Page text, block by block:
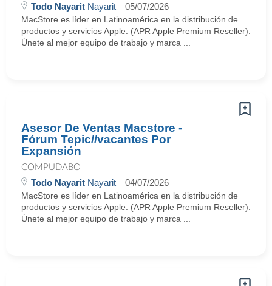
Todo Nayarit Nayarit 05/07/2026
MacStore es líder en Latinoamérica en la distribución de
productos y servicios Apple. (APR Apple Premium Reseller).
Únete al mejor equipo de trabajo y marca ...
Asesor De Ventas Macstore -
Fórum Tepic//vacantes Por
Expansión
COMPUDABO
Todo Nayarit Nayarit 04/07/2026
MacStore es líder en Latinoamérica en la distribución de
productos y servicios Apple. (APR Apple Premium Reseller).
Únete al mejor equipo de trabajo y marca ...